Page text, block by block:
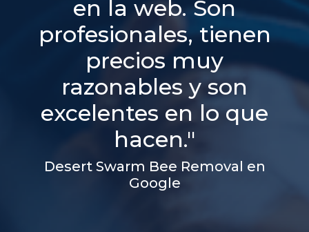
en la web. Son
profesionales, tienen
precios muy
razonables y son
excelentes en lo que
hacen."
Desert Swarm Bee Removal en
Google